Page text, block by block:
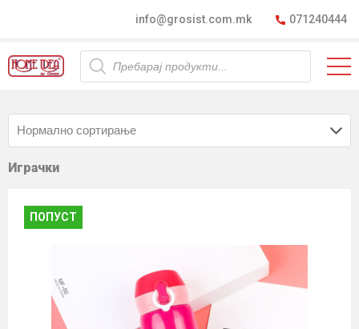
info@grosist.com.mk 071240444
Products
search
Играчки
ПОПУСТ